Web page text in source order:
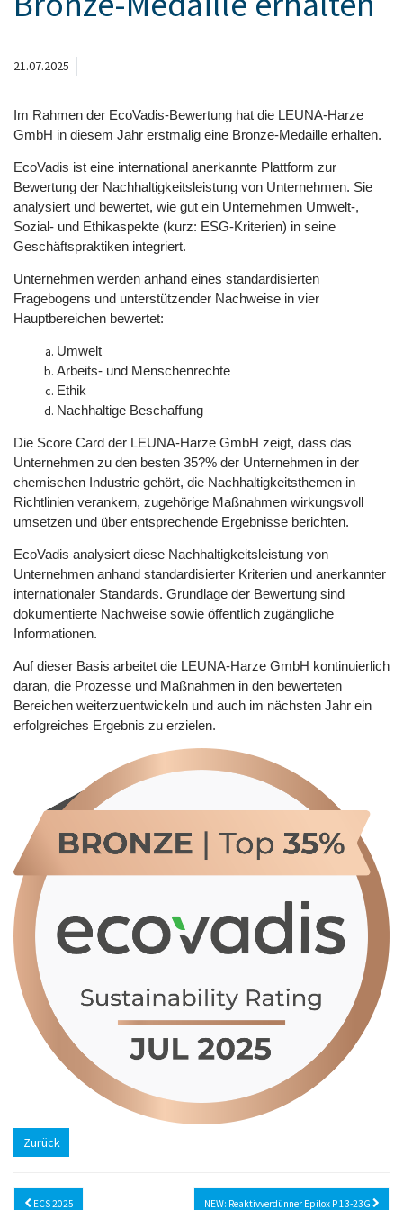
21.07.2025
Im Rahmen der EcoVadis-Bewertung hat die LEUNA-Harze
GmbH in diesem Jahr erstmalig eine Bronze-Medaille erhalten.
EcoVadis ist eine international anerkannte Plattform zur
Bewertung der Nachhaltigkeitsleistung von Unternehmen. Sie
analysiert und bewertet, wie gut ein Unternehmen Umwelt-,
Sozial- und Ethikaspekte (kurz: ESG-Kriterien) in seine
Geschäftspraktiken integriert.
Unternehmen werden anhand eines standardisierten
Fragebogens und unterstützender Nachweise in vier
Hauptbereichen bewertet:
Umwelt
Arbeits- und Menschenrechte
Ethik
Nachhaltige Beschaffung
Die Score Card der LEUNA-Harze GmbH zeigt, dass das
Unternehmen zu den besten 35?% der Unternehmen in der
chemischen Industrie gehört, die Nachhaltigkeitsthemen in
Richtlinien verankern, zugehörige Maßnahmen wirkungsvoll
umsetzen und über entsprechende Ergebnisse berichten.
EcoVadis analysiert diese Nachhaltigkeitsleistung von
Unternehmen anhand standardisierter Kriterien und anerkannter
internationaler Standards. Grundlage der Bewertung sind
dokumentierte Nachweise sowie öffentlich zugängliche
Informationen.
Auf dieser Basis arbeitet die LEUNA-Harze GmbH kontinuierlich
daran, die Prozesse und Maßnahmen in den bewerteten
Bereichen weiterzuentwickeln und auch im nächsten Jahr ein
erfolgreiches Ergebnis zu erzielen.
Zurück
ECS 2025 NEW: Reaktivverdünner Epilox P 13-23G